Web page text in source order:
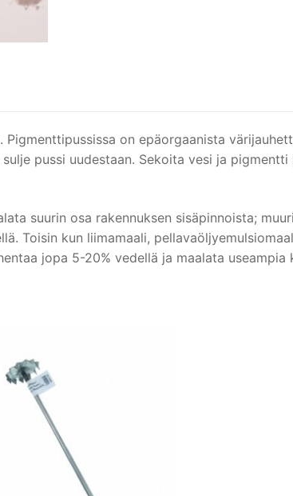
on epäorgaanista
pussi uudestaan. Sekoita vesi ja
suurin osa rakennuksen sisäpinnoista;
Toisin kun liimamaali,
jopa 5-20% vedellä ja maalata useampia